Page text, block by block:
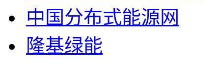
中国分布式能源网
隆基绿能